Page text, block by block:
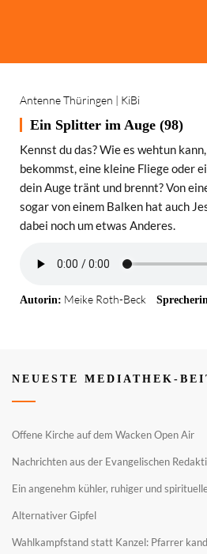
Antenne Thüringen | KiBi
Ein Splitter im Auge (98)
Kennst du das? Wie es wehtun
bekommst, eine kleine Fliege oder
dein Auge tränt und brennt? Von
sogar von einem Balken hat auch
dabei noch um etwas Anderes.
Autorin: Meike Roth-Beck
NEUESTE MEDIATHEK-
Offene Kirche auf dem Wacken Open Air
Nachrichten aus der Evangelischen
Ein angenehm kühler, ruhiger und
Alternativer Gipfel
Wahlkampfstand statt Kanzel: Pfarrer